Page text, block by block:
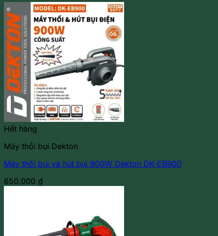
Hết hàng
Máy thổi bụi Dekton
Máy thổi bụi và hút bụi 900W Dekton DK-EB900
650.000 ₫